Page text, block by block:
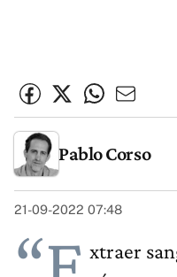
Pablo Corso
21-09-2022 07:48
xtraer